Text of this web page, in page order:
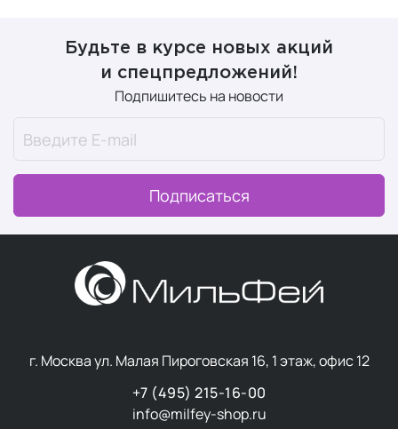
Будьте в курсе новых акций
и спецпредложений!
Подпишитесь на новости
Подписаться
г. Москва ул. Малая Пироговская 16, 1 этаж, офис 12
+7 (495) 215-16-00
info@milfey-shop.ru